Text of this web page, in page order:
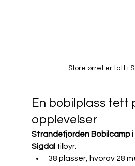
Store ørret er tatt i
En bobilplass tett
opplevelser
Strandefjorden Bobilcamp i
Sigdal tilbyr:
38 plasser, hvorav 28